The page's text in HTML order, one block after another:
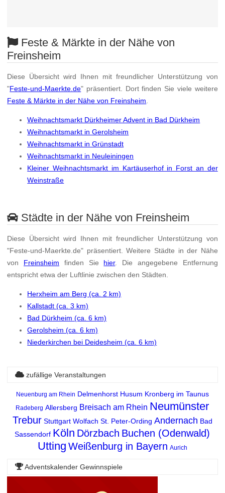
Feste & Märkte in der Nähe von
Freinsheim
Diese Übersicht wird Ihnen mit freundlicher Unterstützung von
"Feste-und-Maerkte.de" präsentiert. Dort finden Sie viele weitere
Feste & Märkte in der Nähe von Freinsheim
Weihnachtsmarkt Dürkheimer Advent in Bad Dürkheim
Weihnachtsmarkt in Gerolsheim
Weihnachtsmarkt in Grünstadt
Weihnachtsmarkt in Neuleiningen
Kleiner Weihnachtsmarkt im Kartäuserhof in Forst an der
Weinstraße
Städte in der Nähe von Freinsheim
Diese Übersicht wird Ihnen mit freundlicher Unterstützung von
"Feste-und-Maerkte.de" präsentiert. Weitere Städte in der Nähe
von Freinsheim finden Sie hier. Die angegebene Entfernung
entspricht etwa der Luftlinie zwischen den Städten.
Herxheim am Berg (ca. 2 km)
Kallstadt (ca. 3 km)
Bad Dürkheim (ca. 6 km)
Gerolsheim (ca. 6 km)
Niederkirchen bei Deidesheim (ca. 6 km)
zufällige Veranstaltungen
Neuenburg am Rhein Delmenhorst Husum Kronberg im Taunus
Radeberg Allersberg Breisach am Rhein Neumünster
Trebur Stuttgart Wolfach St. Peter-Ording Andernach Bad
Sassendorf Köln Dörzbach Buchen (Odenwald)
Utting Weißenburg in Bayern Aurich
Adventskalender Gewinnspiele